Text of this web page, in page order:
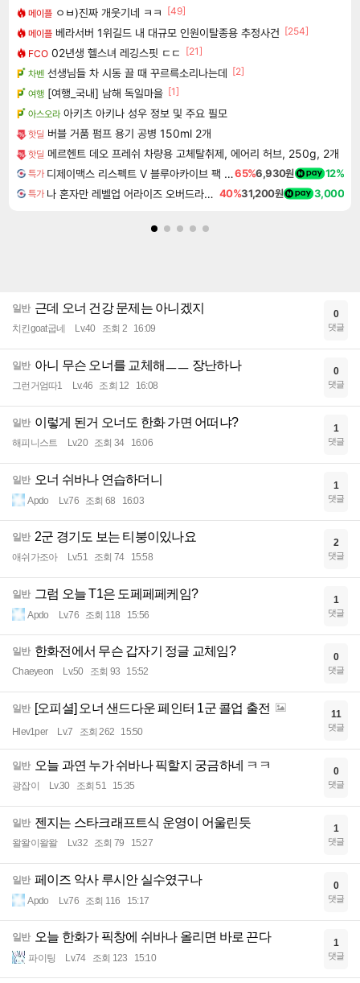
메이플 ㅇㅂ)진짜 개웃기네 ㅋㅋ
[49]
메이플 베라서버 1위길드 내 대규모 인원이탈종용 추정사건 [254]
FCO 02년생 헬스녀 레깅스핏 ㄷㄷ
[21]
차벤 선생님들 차 시동 끌 때 꾸르륵소리나는데 [2]
여행 [여행_국내] 남해 독일마을 [1]
아스오라 아키츠 아키나 성우 정보 및 주요 필모
핫딜 버블 거품 펌프 용기 공병 150ml 2개
핫딜 메르헨트 데오 프레쉬 차량용 고체탈취제, 에어리 허브, 250g, 2개
특가 디제이맥스 리스펙트 V 블루아카이브 팩 DJMAX RESPECT V Blue Archive Pack DLC65%6,930원 12%
특가 나 혼자만 레벨업 어라이즈 오버드라이브 디럭스 에디션 Solo Leveling Arise Overdrive Deluxe Edition 40%31,200원 3,000
일반 근데 오너 건강 문제는 아니겠지
치킨goat굽네 Lv.40 조회 2 16:09
0
댓글
일반 아니 무슨 오너를 교체해ㅡㅡ 장난하나
그런거엄따1 Lv.46 조회 12 16:08
0
댓글
일반 이렇게 된거 오너도 한화 가면 어떠냐?
해피니스트 Lv.20 조회 34 16:06
1
댓글
일반 오너 쉬바나 연습하더니
Apdo Lv.76 조회 68 16:03
1
댓글
일반 2군 경기도 보는 티붕이있나요
애쉬가조아 Lv.51 조회 74 15:58
2
댓글
일반 그럼 오늘 T1은 도페페페케임?
Apdo Lv.76 조회 118 15:56
1
댓글
일반 한화전에서 무슨 갑자기 정글 교체임?
Chaeyeon Lv.50 조회 93 15:52
0
댓글
일반 [오피셜] 오너 샌드다운 페인터 1군 콜업 출전
Hlev1per Lv.7 조회 262 15:50
11
댓글
일반 오늘 과연 누가 쉬바나 픽할지 궁금하네 ㅋㅋ
광잡이 Lv.30 조회 51 15:35
0
댓글
일반 젠지는 스타크래프트식 운영이 어울린듯
왈왈이왈왈 Lv.32 조회 79 15:27
1
댓글
일반 페이즈 악사 루시안 실수였구나
Apdo Lv.76 조회 116 15:17
0
댓글
일반 오늘 한화가 픽창에 쉬바나 올리면 바로 끈다
파이팅 Lv.74 조회 123 15:10
1
댓글